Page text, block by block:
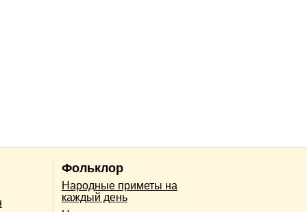
Фольклор
Народные приметы на
каждый день